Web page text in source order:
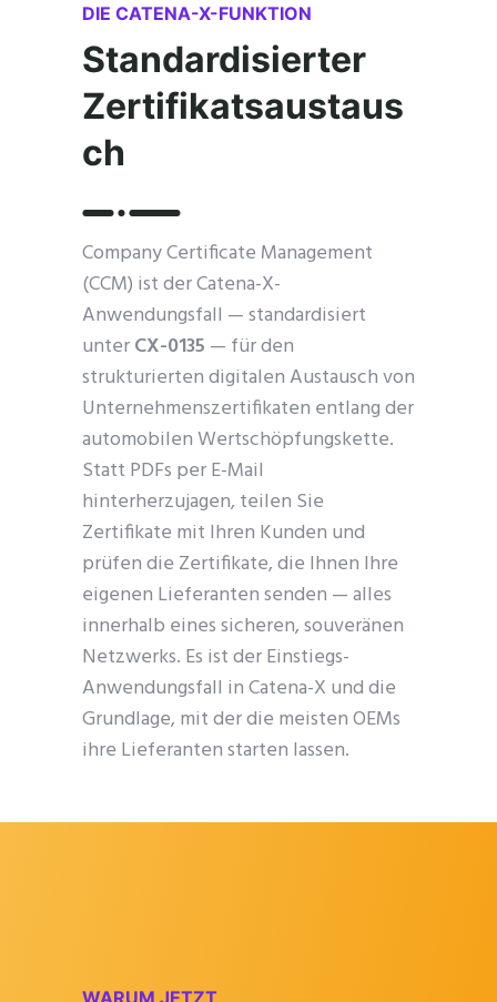
DIE CATENA-X-FUNKTION
Standardisierter
Zertifikatsaustaus
ch
Company Certificate Management
(CCM) ist der Catena-X-
Anwendungsfall — standardisiert
unterCX-0135 — für den
strukturierten digitalen Austausch von
Unternehmenszertifikaten entlang der
automobilen Wertschöpfungskette.
Statt PDFs per E-Mail
hinterherzujagen, teilen Sie
Zertifikate mit Ihren Kunden und
prüfen die Zertifikate, die Ihnen Ihre
eigenen Lieferanten senden — alles
innerhalb eines sicheren, souveränen
Netzwerks. Es ist der Einstiegs-
Anwendungsfall in Catena-X und die
Grundlage, mit der die meisten OEMs
ihre Lieferanten starten lassen.
WARUM JETZT